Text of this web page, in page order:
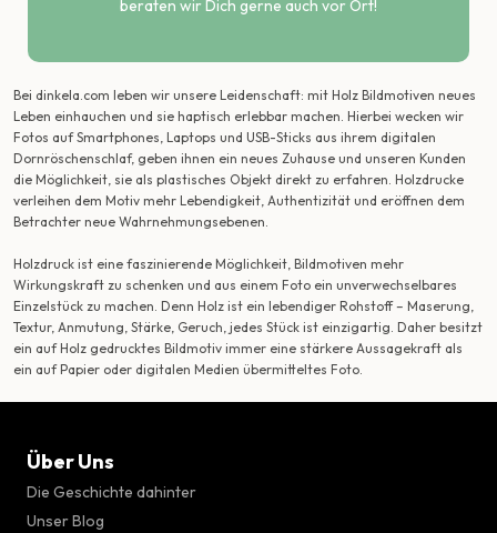
beraten wir Dich gerne auch vor Ort!
Bei dinkela.com leben wir unsere Leidenschaft: mit Holz Bildmotiven neues
Leben einhauchen und sie haptisch erlebbar machen. Hierbei wecken wir
Fotos auf Smartphones, Laptops und USB-Sticks aus ihrem digitalen
Dornröschenschlaf, geben ihnen ein neues Zuhause und unseren Kunden
die Möglichkeit, sie als plastisches Objekt direkt zu erfahren. Holzdrucke
verleihen dem Motiv mehr Lebendigkeit, Authentizität und eröffnen dem
Betrachter neue Wahrnehmungsebenen.
Holzdruck ist eine faszinierende Möglichkeit, Bildmotiven mehr
Wirkungskraft zu schenken und aus einem Foto ein unverwechselbares
Einzelstück zu machen. Denn Holz ist ein lebendiger Rohstoff – Maserung,
Textur, Anmutung, Stärke, Geruch, jedes Stück ist einzigartig. Daher besitzt
ein auf Holz gedrucktes Bildmotiv immer eine stärkere Aussagekraft als
ein auf Papier oder digitalen Medien übermitteltes Foto.
Über Uns
Die Geschichte dahinter
Unser Blog